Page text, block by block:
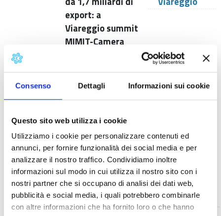
Consenso Dettagli Informazioni sui cookie
Questo sito web utilizza i cookie
Utilizziamo i cookie per personalizzare contenuti ed
annunci, per fornire funzionalità dei social media e per
analizzare il nostro traffico. Condividiamo inoltre
informazioni sul modo in cui utilizza il nostro sito con i
nostri partner che si occupano di analisi dei dati web,
pubblicità e social media, i quali potrebbero combinarle
con altre informazioni che ha fornito loro o che hanno
export: a
Viareggio summit
MIMIT-Camera
hanno tracciato la
governance
filiera costiera tra
transizione
ecologica,
digitalizzazione
delle PMI e
formazione